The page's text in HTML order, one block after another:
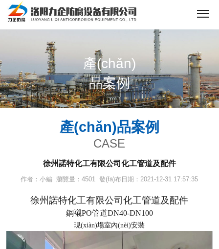
產(chǎn)
品案例
產(chǎn)品案例
CASE
徐州諾特化工有限公司化工管道及配件
作者：小編 瀏覽量：4501 發(fā)布日期：2021-12-31 17:57:35
徐州諾特化工有限公司化工管道及配件
鋼襯PO管道DN40-DN100
現(xiàn)場室內(nèi)安裝